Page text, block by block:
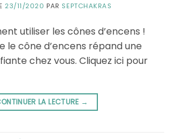
23/11/2020 PAR SEPTCHAKRAS
utiliser les cônes d’encens !
le cône d’encens répand une
chez vous. Cliquez ici pour
LA LECTURE →